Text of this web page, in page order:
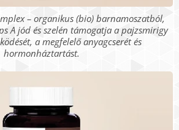
– organikus (bio) barnamoszatból,
A jód és szelén támogatja a pajzsmirigy
a megfelelő anyagcserét és
hormonháztartást.